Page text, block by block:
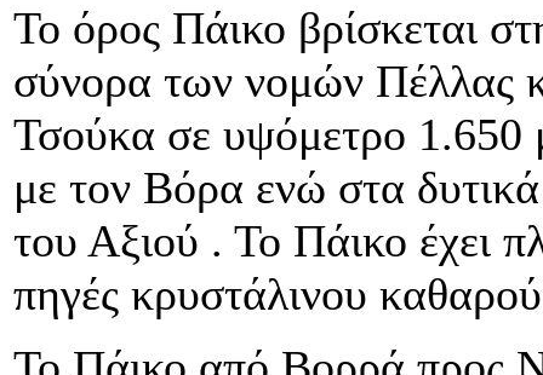
Το όρος Πάικο βρίσκεται
σύνορα των νομών Πέλλας
Τσούκα σε υψόμετρο 1.650
με τον Βόρα ενώ στα δυτικά
του Αξιού . Το Πάικο έχει
πηγές κρυστάλινου